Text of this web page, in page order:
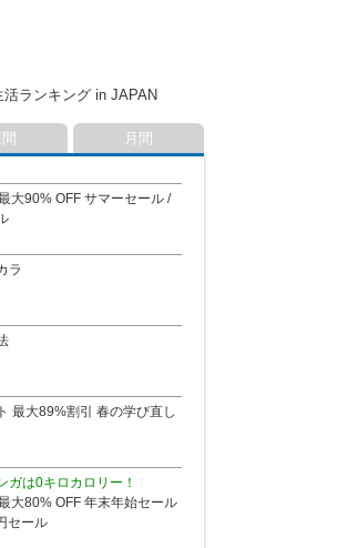
ぜ確定申告をするのか
マヨネーズのおいしさに気づ
ランキング in JAPAN
大90% OFF サマーセール /
ラ
最大89%割引 春の学び直し
ガは0キロカロリー！
大80% OFF 年末年始セール
セール
月間